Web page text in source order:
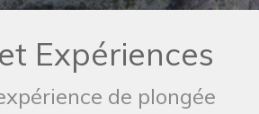
Expériences
de plongée